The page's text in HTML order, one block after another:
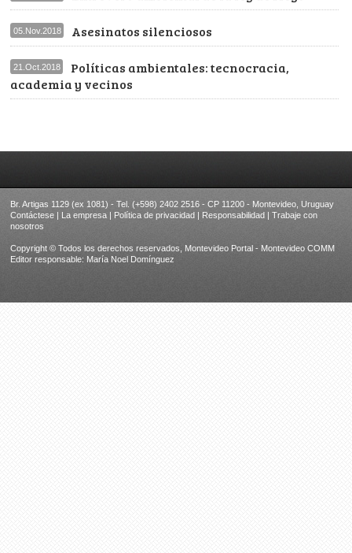
05.Nov.2018 Asesinatos silenciosos
21.Oct.2018
Políticas ambientales: tecnocracia,
academia y vecinos
Br. Artigas 1129 (ex 1081) - Tel. (+598) 2402 2516 - CP 11200 - Montevideo, Uruguay
Contáctese
La empresa Política de privacidad Responsabilidad |Trabaje con
nosotros
Copyright © Todos los derechos reservados, Montevideo Portal - Montevideo COMM
Editor responsable: María Noel Domínguez